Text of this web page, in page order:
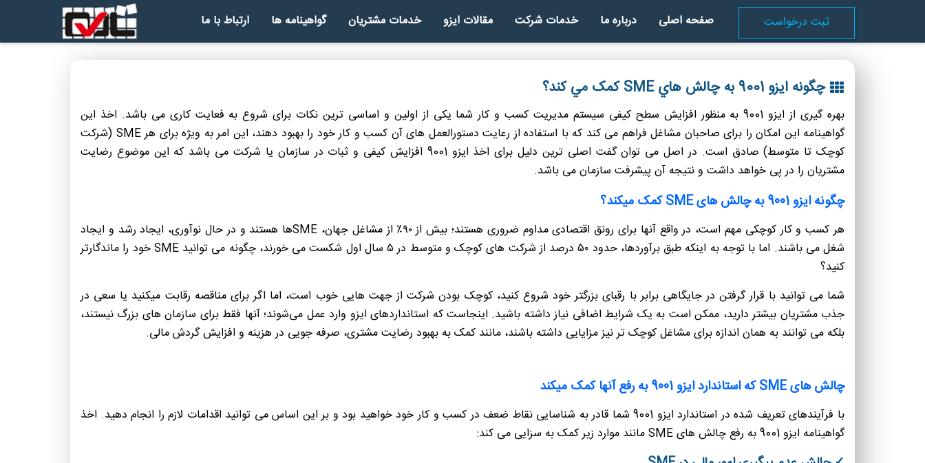
ثبت درخواست صفحه اصلی درباره ما خدمات شرکت مقالات ایزو خدمات مشتریان گواهینامه ها ارتباط با ما
چگونه ایزو 9001 به چالش هاي SME کمک مي کند؟
بهره گیری از ایزو 9001 به منظور افزایش سطح کیفی سیستم مدیریت کسب و کار شما یکی از اولین و اساسی ترین نکات برای شروع به فعایت کاری می باشد. اخذ این
گواهینامه این امکان را برای صاحبان مشاغل فراهم می کند که با استفاده از رعایت دستورالعمل های آن کسب و کار خود را بهبود دهند، این امر به ویژه برای هر SME (شرکت
کوچک تا متوسط) صادق است. در اصل می توان گفت اصلی ترین دلیل برای اخذ ایزو 9001 افزایش کیفی و ثبات در سازمان یا شرکت می باشد که این موضوع رضایت
مشتریان را در پی خواهد داشت و نتیجه آن پیشرفت سازمان می باشد.
چگونه ایزو 9001 به چالش های SME کمک میکند؟
هر کسب و کار کوچکی مهم است، در واقع آنها برای رونق اقتصادی مداوم ضروری هستند؛ بیش از ۹۰٪ از مشاغل جهان، SMEها هستند و در حال نوآوری، ایجاد رشد و ایجاد
شغل می باشند. اما با توجه به اینکه طبق برآوردها، حدود ۵۰ درصد از شرکت های کوچک و متوسط ​​در ۵ سال اول شکست می خورند، چگونه می توانید SME خود را ماندگارتر
کنید؟
شما می توانید با قرار گرفتن در جایگاهی برابر با رقبای بزرگتر خود شروع کنید، کوچک بودن شرکت از جهت هایی خوب است، اما اگر برای مناقصه رقابت میکنید یا سعی در
جذب مشتریان بیشتر دارید، ممکن است به یک شرایط اضافی نیاز داشته باشید. اینجاست که استانداردهای ایزو وارد عمل می‌شوند؛ آنها فقط برای سازمان های بزرگ نیستند،
بلکه می توانند به همان اندازه برای مشاغل کوچک تر نیز مزایایی داشته باشند، مانند کمک به بهبود رضایت مشتری، صرفه جویی در هزینه و افزایش گردش مالی.
چالش های SME که استاندارد ایزو 9001 به رفع آنها کمک میکند
با فرآیندهای تعریف شده در استاندارد ایزو 9001 شما قادر به شناسایی نقاط ضعف در کسب و کار خود خواهید بود و بر این اساس می توانید اقدامات لازم را انجام دهید. اخذ
گواهینامه ایزو 9001 به رفع چالش های SME مانند موارد زیر کمک به سزایی می کند: